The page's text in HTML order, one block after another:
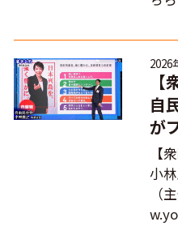
2026
自
が
【
小
（